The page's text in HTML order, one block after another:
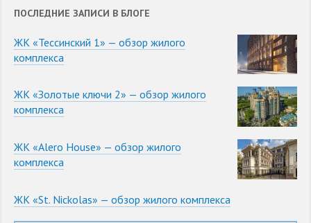
ПОСЛЕДНИЕ ЗАПИСИ В БЛОГЕ
ЖК «Тессинский 1» — обзор жилого
комплекса
ЖК «Золотые ключи 2» — обзор жилого
комплекса
ЖК «Alero House» — обзор жилого
комплекса
ЖК «St. Nickolas» — обзор жилого комплекса